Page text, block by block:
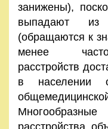
занижены),
выпадают
(обращаются к
менее
расстройств
в
расстройства